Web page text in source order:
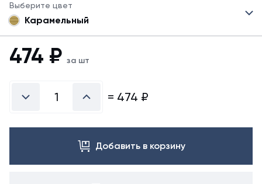
Выберите цвет
Карамельный
474 ₽ за шт
= 474 ₽
Добавить в корзину